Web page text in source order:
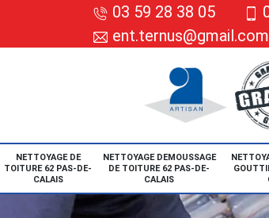
03 59 28 38 05
ent.ternus@gmail.com
NETTOYAGE DE
TOITURE 62 PAS-DE-
CALAIS
NETTOYAGE DEMOUSSAGE
DE TOITURE 62 PAS-DE-
CALAIS